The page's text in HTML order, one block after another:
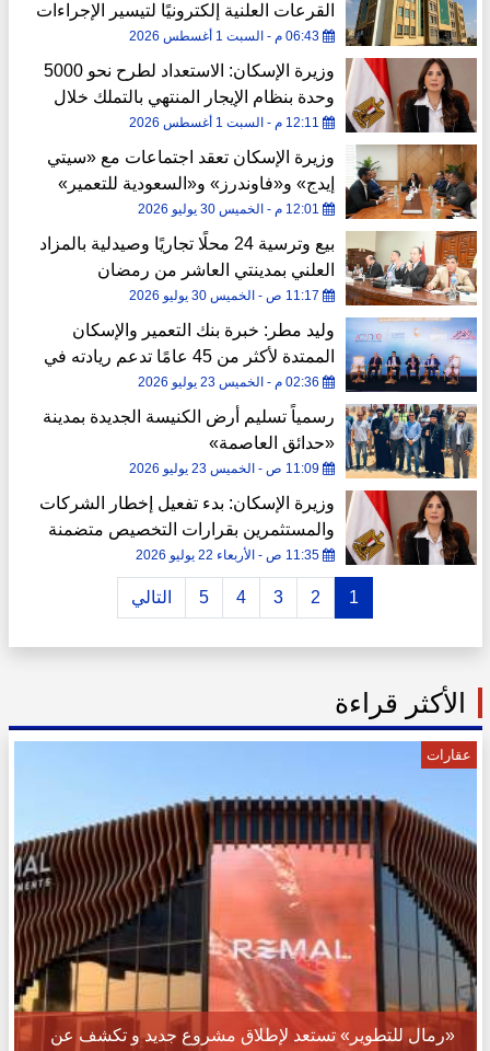
القرعات العلنية إلكترونيًا لتيسير الإجراءات
على المواطنين
06:43 م - السبت 1 أغسطس 2026
وزيرة الإسكان: الاستعداد لطرح نحو 5000
وحدة بنظام الإيجار المنتهي بالتملك خلال
شهر
12:11 م - السبت 1 أغسطس 2026
وزيرة الإسكان تعقد اجتماعات مع «سيتي
إيدج» و«فاوندرز» و«السعودية للتعمير»
لمتابعة مبيعات المشروعات
12:01 م - الخميس 30 يوليو 2026
بيع وترسية 24 محلًا تجاريًا وصيدلية بالمزاد
العلني بمدينتي العاشر من رمضان
والمنصورة الجديدة
11:17 ص - الخميس 30 يوليو 2026
وليد مطر: خبرة بنك التعمير والإسكان
الممتدة لأكثر من 45 عامًا تدعم ريادته في
التمويل العقاري
02:36 م - الخميس 23 يوليو 2026
رسمياً تسليم أرض الكنيسة الجديدة بمدينة
«حدائق العاصمة»
11:09 ص - الخميس 23 يوليو 2026
وزيرة الإسكان: بدء تفعيل إخطار الشركات
والمستثمرين بقرارات التخصيص متضمنة
التسعير النهائي إلكترونيًا
11:35 ص - الأربعاء 22 يوليو 2026
1
2
3
4
5 التالي
الأكثر قراءة
عقارات
«رمال للتطوير» تستعد لإطلاق مشروع جديد و تكشف عن